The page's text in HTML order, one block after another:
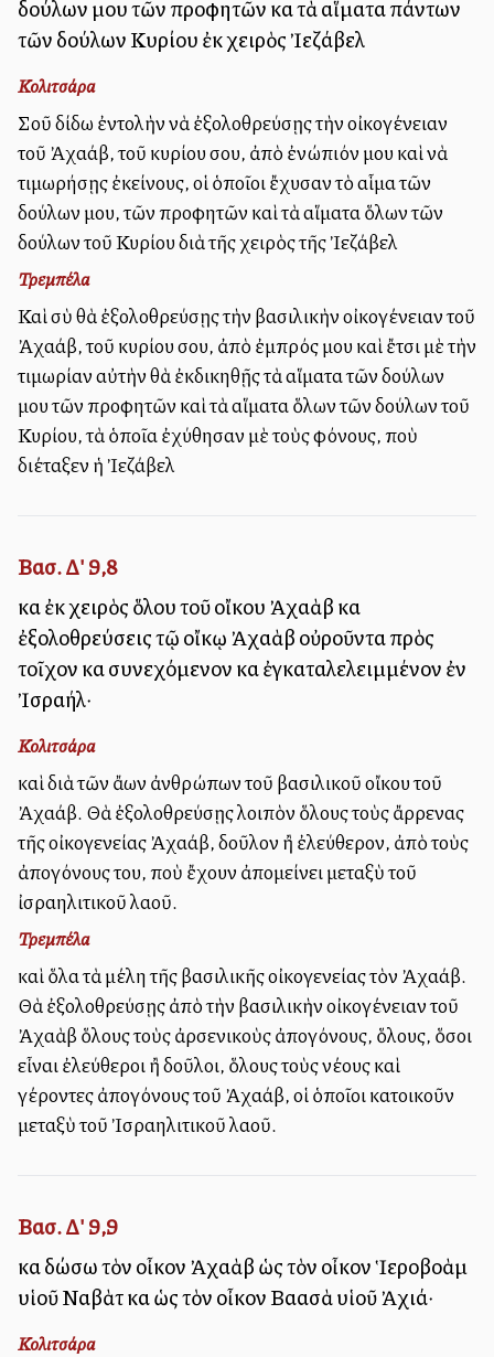
δούλων μου τῶν προφητῶν καὶ τὰ αἵματα πάντων
τῶν δούλων Κυρίου ἐκ χειρὸς Ἰεζάβελ
Κολιτσάρα
Σοῦ δίδω ἐντολὴν νὰ ἐξολοθρεύσῃς τὴν οἰκογένειαν
τοῦ Ἀχαάβ, τοῦ κυρίου σου, ἀπὸ ἐνώπιόν μου καὶ νὰ
τιμωρήσῃς ἐκείνους, οἱ ὁποῖοι ἔχυσαν τὸ αἷμα τῶν
δούλων μου, τῶν προφητῶν καὶ τὰ αἵματα ὅλων τῶν
δούλων τοῦ Κυρίου διὰ τῆς χειρὸς τῆς Ἰεζάβελ
Τρεμπέλα
Καὶ σὺ θὰ ἐξολοθρεύσῃς τὴν βασιλικὴν οἰκογένειαν τοῦ
Ἀχαάβ, τοῦ κυρίου σου, ἀπὸ ἐμπρός μου καὶ ἔτσι μὲ τὴν
τιμωρίαν αὐτὴν θὰ ἐκδικηθῇς τὰ αἵματα τῶν δούλων
μου τῶν προφητῶν καὶ τὰ αἵματα ὅλων τῶν δούλων τοῦ
Κυρίου, τὰ ὁποῖα ἐχύθησαν μὲ τοὺς φόνους, ποὺ
διέταξεν ἡ Ἰεζάβελ
Βασ. Δ' 9,8
καὶ ἐκ χειρὸς ὅλου τοῦ οἴκου Ἀχαὰβ καὶ
ἐξολοθρεύσεις τῷ οἴκῳ Ἀχαὰβ οὐροῦντα πρὸς
τοῖχον καὶ συνεχόμενον καὶ ἐγκαταλελειμμένον ἐν
Ἰσραήλ·
Κολιτσάρα
καὶ διὰ τῶν ἄλλων ἀνθρώπων τοῦ βασιλικοῦ οἴκου τοῦ
Ἀχαάβ. Θὰ ἐξολοθρεύσῃς λοιπὸν ὅλους τοὺς ἄρρενας
τῆς οἰκογενείας Ἀχαάβ, δοῦλον ἢ ἐλεύθερον, ἀπὸ τοὺς
ἀπογόνους του, ποὺ ἔχουν ἀπομείνει μεταξὺ τοῦ
ἰσραηλιτικοῦ λαοῦ.
Τρεμπέλα
καὶ ὅλα τὰ μέλη τῆς βασιλικῆς οἰκογενείας τὸν Ἀχαάβ.
Θὰ ἐξολοθρεύσῃς ἀπὸ τὴν βασιλικὴν οἰκογένειαν τοῦ
Ἀχαὰβ ὅλους τοὺς ἀρσενικοὺς ἀπογόνους, ὅλους, ὅσοι
εἶναι ἐλεύθεροι ἢ δοῦλοι, ὅλους τοὺς νέους καὶ
γέροντες ἀπογόνους τοῦ Ἀχαάβ, οἱ ὁποῖοι κατοικοῦν
μεταξὺ τοῦ Ἰσραηλιτικοῦ λαοῦ.
Βασ. Δ' 9,9
καὶ δώσω τὸν οἶκον Ἀχαὰβ ὡς τὸν οἶκον Ἱεροβοὰμ
υἱοῦ Ναβὰτ καὶ ὡς τὸν οἶκον Βαασὰ υἱοῦ Ἀχιά·
Κολιτσάρα